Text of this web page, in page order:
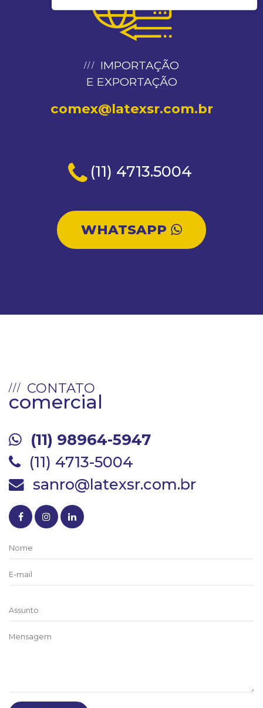
IMPORTAÇÃO
E EXPORTAÇÃO
comex@latexsr.com.br
(11) 4713.5004
WHATSAPP
CONTATO
comercial
(11) 98964-5947
(11) 4713-5004
sanro@latexsr.com.br